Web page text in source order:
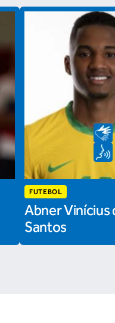
FUTEBOL
Abner Vinícius
Santos